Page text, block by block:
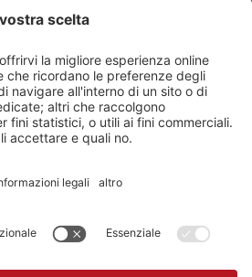
Dichiarazione di accessibilità